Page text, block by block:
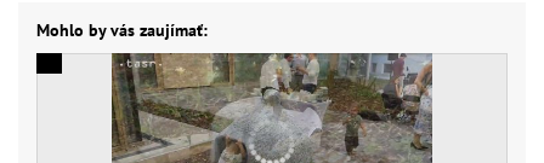
Mohlo by vás zaujímať: